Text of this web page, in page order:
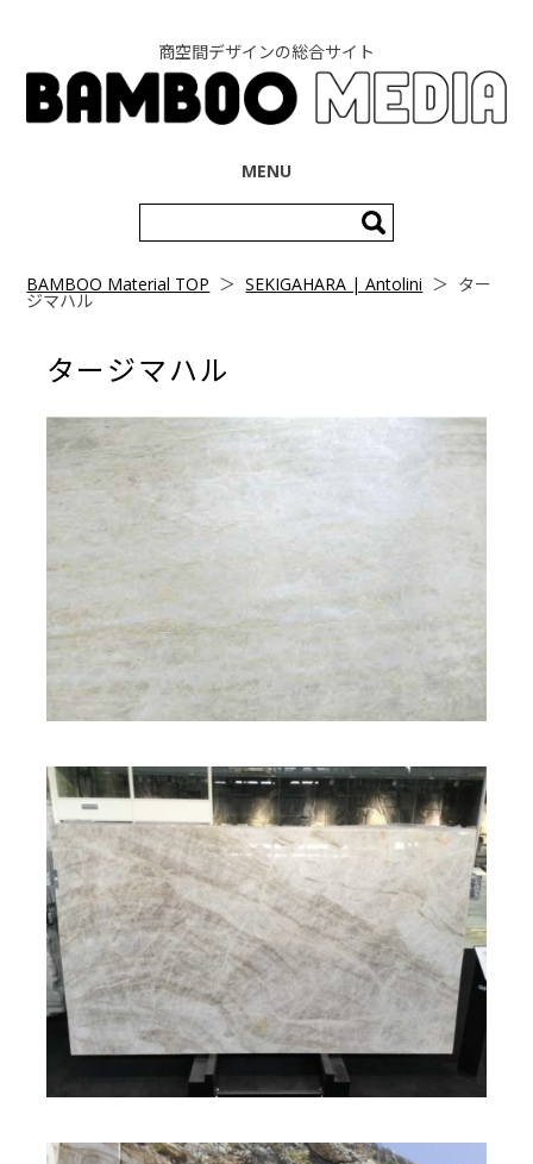
商空間デザインの総合サイト
MENU
索:
BAMBOO Material TOP ＞SEKIGAHARA | Antolini ＞ ター
ジマハル
タージマハル